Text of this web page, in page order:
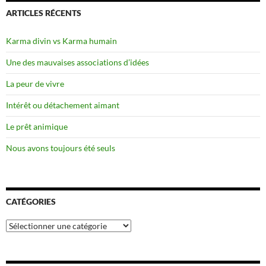
ARTICLES RÉCENTS
Karma divin vs Karma humain
Une des mauvaises associations d’idées
La peur de vivre
Intérêt ou détachement aimant
Le prêt animique
Nous avons toujours été seuls
CATÉGORIES
Catégories